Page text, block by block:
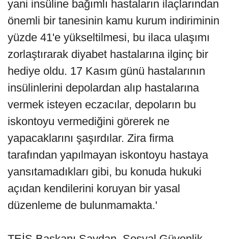
yani insüline bağımlı hastaların ilaçlarından
önemli bir tanesinin kamu kurum indiriminin
yüzde 41'e yükseltilmesi, bu ilaca ulaşımı
zorlaştırarak diyabet hastalarına ilginç bir
hediye oldu. 17 Kasım günü hastalarının
insülinlerini depolardan alıp hastalarına
vermek isteyen eczacılar, depoların bu
iskontoyu vermediğini görerek ne
yapacaklarını şaşırdılar. Zira firma
tarafından yapılmayan iskontoyu hastaya
yansıtamadıkları gibi, bu konuda hukuki
açıdan kendilerini koruyan bir yasal
düzenleme de bulunmamakta.'